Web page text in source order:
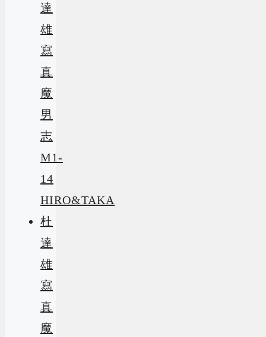
達
雄
寫
真
魔
男
志
M1-
14
HIRO&TAKA
杜
達
雄
寫
真
魔